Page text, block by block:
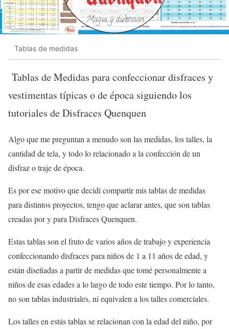
Tablas de medidas
Tablas de Medidas para confeccionar disfraces y
vestimentas típicas o de época siguiendo los
tutoriales de Disfraces Quenquen
Algo que me preguntan a menudo son las medidas, los talles, la
cantidad de tela, y todo lo relacionado a la confección de un
disfraz o traje de época.
Es por ese motivo que decidí compartir mis tablas de medidas
para distintos proyectos, tengo que aclarar antes, que son tablas
creadas por y para Disfraces Quenquen.
Estas tablas son el fruto de varios años de trabajo y experiencia
confeccionando disfraces para niños de 1 a 11 años de edad, y
están diseñadas a partir de medidas que tomé personalmente a
niños de esas edades a lo largo de todo este tiempo. Por lo tanto,
no son tablas industriales, ni equivalen a los talles comerciales.
Los talles en estás tablas se relacionan con la edad del niño, por